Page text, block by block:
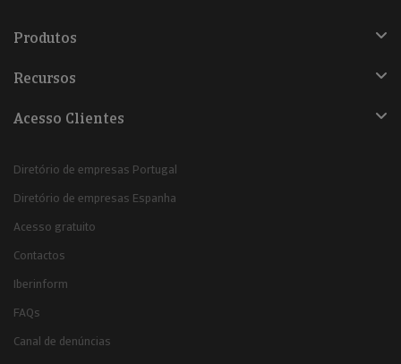
Produtos
Recursos
Acesso Clientes
Diretório de empresas Portugal
Diretório de empresas Espanha
Acesso gratuito
Contactos
Iberinform
FAQs
Canal de denúncias